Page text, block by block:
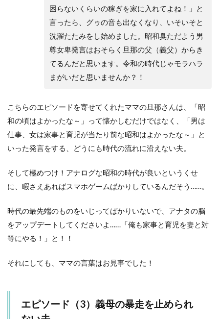
困らないくらいの稼ぎを家に入れてよね！」と
言ったら、グゥの音も出なくなり、いそいそと
洗濯たたみをし始めました。昭和臭ただよう男
尊女卑発言はおそらく旦那の父（義父）からき
てるんだと思います。令和の時代じゃモラハラ
まがいだと思いませんか？！
こちらのエピソードを寄せてくれたママの旦那さんは、「昭
和の頃はよかったな～」って懐かしむだけではなく、「男は
仕事、女は家事と育児が当たり前な昭和はよかったな～」と
いった発言をする、どうにも時代の流れに沿えない夫。
そして極めつけ！アナログな昭和の時代が良いというくせ
に、暇さえあればスマホゲームばかりしているんだそう……。
時代の最先端のものをいじってばかりいないで、アナタの脳
をアップデートしてくださいよ……「俺も家事と育児を妻と対
等にやる！」と！！
それにしても、ママの言葉はお見事でした！
エピソード（3）義母の暴走を止められ